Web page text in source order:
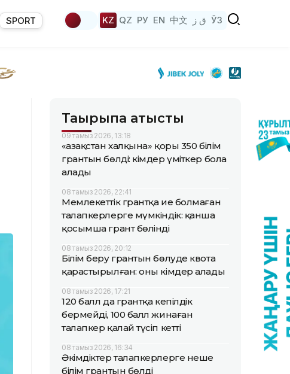
SPORT KZ QZ РУ EN 中文 ق ز ЎЗ
Тақырыпқа қатысты
09 тамыз 2026, 13:18
«Қазақстан халқына» қоры 350 білім
грантын бөлді: кімдер үміткер бола
алады
08 тамыз 2026, 22:41
Мемлекеттік грантқа ие болмаған
талапкерлерге мүмкіндік: қанша
қосымша грант бөлінді
08 тамыз 2026, 20:12
Білім беру грантын бөлуде квота
қарастырылған: оны кімдер алады
08 тамыз 2026, 17:21
120 балл да грантқа кепілдік
бермейді, 100 балл жинаған
талапкер қалай түсіп кетті
08 тамыз 2026, 16:34
Әкімдіктер талапкерлерге неше
білім грантын бөлді